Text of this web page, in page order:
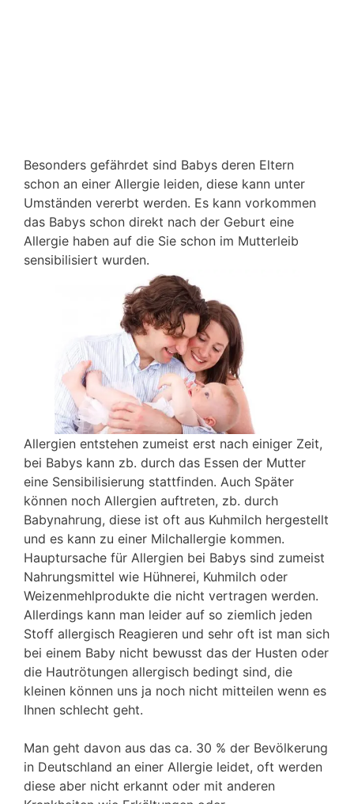
Besonders gefährdet sind Babys deren Eltern
schon an einer Allergie leiden, diese kann unter
Umständen vererbt werden. Es kann vorkommen
das Babys schon direkt nach der Geburt eine
Allergie haben auf die Sie schon im Mutterleib
sensibilisiert wurden.
Allergien entstehen zumeist erst nach einiger Zeit,
bei Babys kann zb. durch das Essen der Mutter
eine Sensibilisierung stattfinden. Auch Später
können noch Allergien auftreten, zb. durch
Babynahrung, diese ist oft aus Kuhmilch hergestellt
und es kann zu einer Milchallergie kommen.
Hauptursache für Allergien bei Babys sind zumeist
Nahrungsmittel wie Hühnerei, Kuhmilch oder
Weizenmehlprodukte die nicht vertragen werden.
Allerdings kann man leider auf so ziemlich jeden
Stoff allergisch Reagieren und sehr oft ist man sich
bei einem Baby nicht bewusst das der Husten oder
die Hautrötungen allergisch bedingt sind, die
kleinen können uns ja noch nicht mitteilen wenn es
Ihnen schlecht geht.
Man geht davon aus das ca. 30 % der Bevölkerung
in Deutschland an einer Allergie leidet, oft werden
diese aber nicht erkannt oder mit anderen